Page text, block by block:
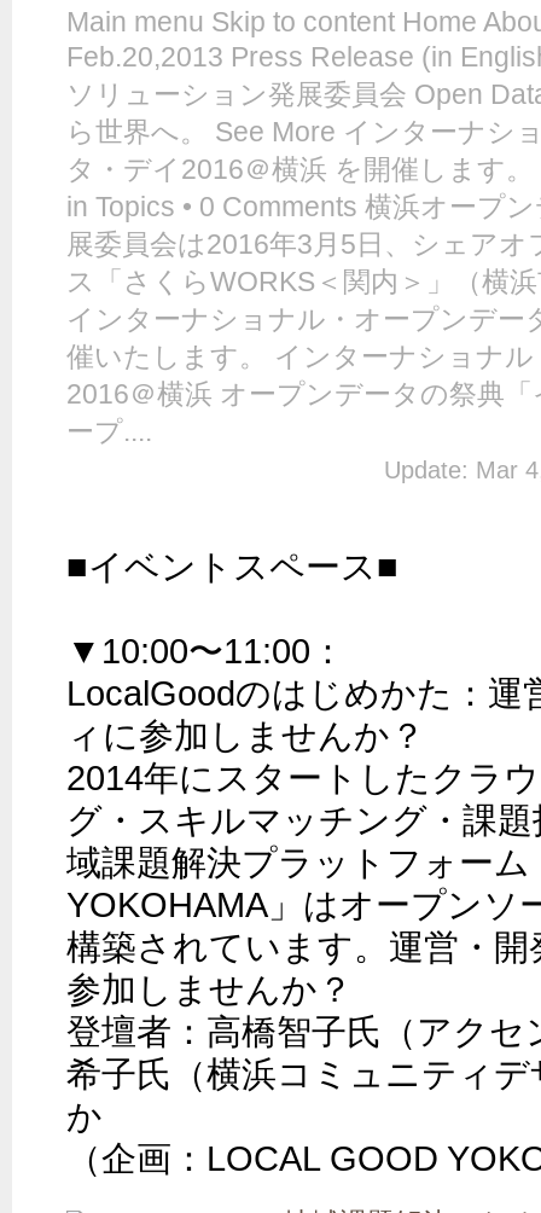
Main menu Skip to content Home
Feb.20,2013 Press Release (in
ソリューション発展委員会 Open
ら世界へ。 See More インターナシ
タ・デイ2016＠横浜 を開催します
in Topics • 0 Comments 横浜オープ
展委員会は2016年3月5日、シェア
ス「さくらWORKS＜関内＞」（横
インターナショナル・オープンデー
催いたします。 インターナショナ
2016＠横浜 オープンデータの祭典
ープ....
Update: Mar
■イベントスペース■
▼10:00〜11:00：
LocalGoodのはじめかた：運
ィに参加しませんか？
2014年にスタートしたクラ
グ・スキルマッチング・課
域課題解決プラットフォーム
YOKOHAMA」はオープンソ
構築されています。運営・
参加しませんか？
登壇者：高橋智子氏（アク
希子氏（横浜コミュニティ
か
（企画：LOCAL GOOD